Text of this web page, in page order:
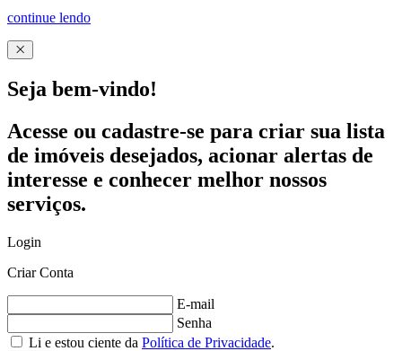
continue lendo
Seja bem-vindo!
Acesse ou cadastre-se para criar sua lista
de imóveis desejados, acionar alertas de
interesse e conhecer melhor nossos
serviços.
Login
Criar Conta
E-mail
Senha
Li e estou ciente da Política de Privacidade.